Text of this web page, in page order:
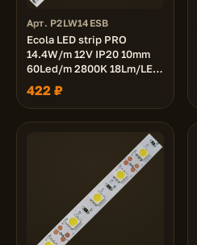
Арт. P2LW14ESB
Ecola LED strip PRO
14.4W/m 12V IP20 10mm
60Led/m 2800K 18Lm/LED
1080Lm/m светодиодная
лента на катушке 5м.
422 ₽